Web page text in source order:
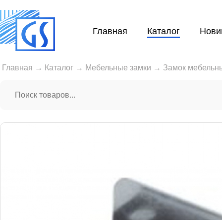
Главная Каталог
Главная → Каталог → Мебельные замки → Замок